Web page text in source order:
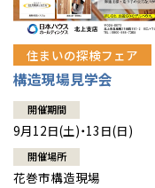
住まいの探検フェア
構造現場見学会
開催期間
9月12日(土)・13日(日)
開催場所
花巻市構造現場